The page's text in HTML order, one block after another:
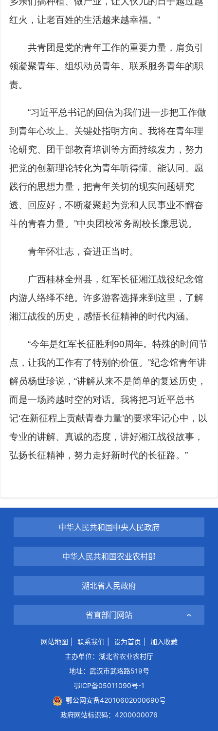
红火，让老百姓的生活越来越幸福。”
共青团是党的青年工作的重要力量，肩负引
领凝聚青年、组织动员青年、联系服务青年的职
责。
“习近平总书记的回信为我们进一步把工作做
到青年心坎上、关键处指明方向。我将在青年理
论研究、团干部教育培训等方面持续发力，努力
把党的创新理论转化为青年听得懂、能认同、愿
践行的思想力量，把青年关切的现实问题研究
透、回应好，不断凝聚起为党和人民事业不懈奋
斗的青春力量。”中央团校常务副校长廉思说。
青年怀壮志，奋进正当时。
广西桂林全州县，红军长征湘江战役纪念馆
内游人络绎不绝。许多游客选择来到这里，了解
湘江战役的历史，感悟长征精神的时代内涵。
“今年是红军长征胜利90周年。特殊的时间节
点，让我的工作有了特别的价值。”纪念馆青年讲
解员杨世珍说，“讲解从来不是简单的复述历史，
而是一场跨越时空的对话。我将把习近平总书
记‘在新征程上贡献青春力量’的要求牢记心中，以
专业的讲解、真诚的态度，讲好湘江战役故事，
弘扬长征精神，努力走好新时代的长征路。”
中华人民共和国中央人民政府
中华人民共和国农业农村部
湖北省人民政府
省直部门网站
网站地图 联系我们 设为首页
加入收藏
主办单位：湖北省农业农村厅
地址：武汉市武珞路519号
鄂ICP备05011090号-1
鄂公网安备42010602000690号
政府网站标识码：4200000076